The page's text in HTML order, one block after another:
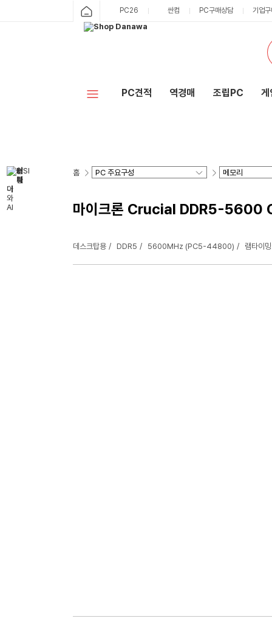
PC26 싼컴 PC구매상담 기업
PC견적 역경매 조립PC 게
홈
마이크론 Crucial DDR5-5600
데스크탑용 DDR5 5600MHz (PC5-44800) 램타이